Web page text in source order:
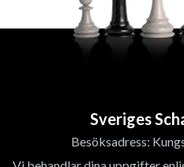
Sveriges
Besöksadress: